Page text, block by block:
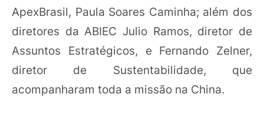
ApexBrasil, Paula Soares Caminha; além dos
diretores da ABIEC Julio Ramos, diretor de
Assuntos Estratégicos, e Fernando Zelner,
diretor de Sustentabilidade, que
acompanharam toda a missão na China.